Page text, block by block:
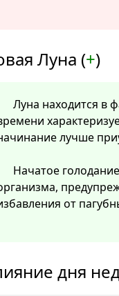
Луна (+)
Луна находится в
лучше
Начатое
от
дня